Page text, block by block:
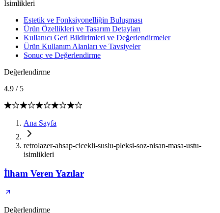
İsimlikleri
Estetik ve Fonksiyonelliğin Buluşması
Ürün Özellikleri ve Tasarım Detayları
Kullanıcı Geri Bildirimleri ve Değerlendirmeler
Ürün Kullanım Alanları ve Tavsiyeler
Sonuç ve Değerlendirme
Değerlendirme
4.9 / 5
Ana Sayfa
retrolazer-ahsap-cicekli-suslu-pleksi-soz-nisan-masa-ustu-
isimlikleri
İlham Veren Yazılar
Değerlendirme